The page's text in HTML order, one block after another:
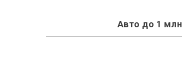
Авто до 1 млн